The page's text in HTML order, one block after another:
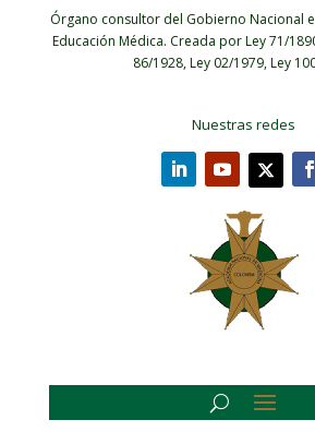
Órgano consultor del Gobierno Nacional
Educación Médica. Creada por Ley 71/
86/1928, Ley 02/1979, Ley
Nuestras redes